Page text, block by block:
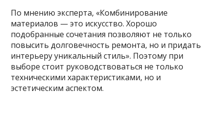
По мнению эксперта, «Комбинирование
материалов — это искусство. Хорошо
подобранные сочетания позволяют не только
повысить долговечность ремонта, но и придать
интерьеру уникальный стиль». Поэтому при
выборе стоит руководствоваться не только
техническими характеристиками, но и
эстетическим аспектом.